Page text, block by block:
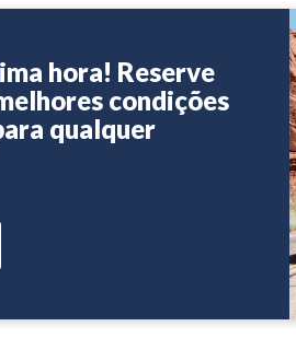
hora! Reserve
condições
qualquer